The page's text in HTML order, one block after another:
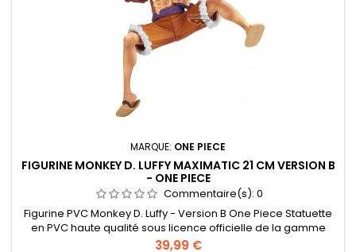
MARQUE: ONE PIECE
FIGURINE MONKEY D. LUFFY MAXIMATIC 21 CM VERSION B
- ONE PIECE
Commentaire(s): 0
Figurine PVC Monkey D. Luffy - Version B One Piece Statuette
en PVC haute qualité sous licence officielle de la gamme
Maximatic. Taille : 21 cm environ
Prix
39,99 €